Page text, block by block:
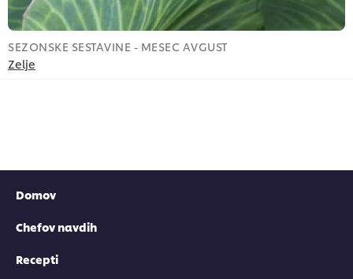
SEZONSKE SESTAVINE - MESEC AVGUST
Zelje
Domov
Chefov navdih
Recepti